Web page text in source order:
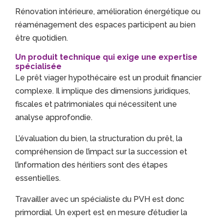
Rénovation intérieure, amélioration énergétique ou
réaménagement des espaces participent au bien
être quotidien.
Un produit technique qui exige une expertise
spécialisée
Le prêt viager hypothécaire est un produit financier
complexe. Il implique des dimensions juridiques,
fiscales et patrimoniales qui nécessitent une
analyse approfondie.
L’évaluation du bien, la structuration du prêt, la
compréhension de l’impact sur la succession et
l’information des héritiers sont des étapes
essentielles.
Travailler avec un spécialiste du PVH est donc
primordial. Un expert est en mesure d’étudier la